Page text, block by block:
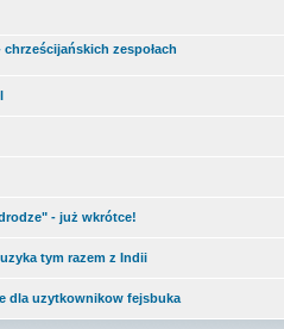
zespołach
- już wkrótce!
tym razem z Indii
dla uzytkownikow fejsbuka